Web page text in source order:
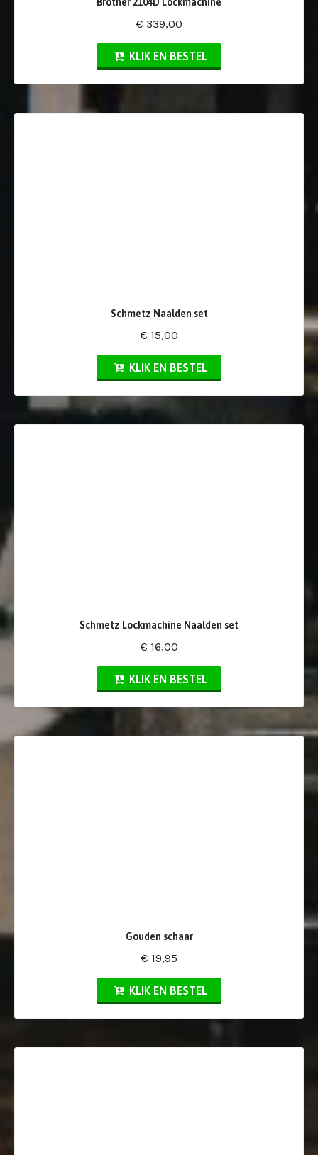
€ 339,00
KLIK EN BESTEL
Schmetz Naalden set
€ 15,00
KLIK EN BESTEL
Schmetz Lockmachine Naalden set
€ 16,00
KLIK EN BESTEL
Gouden schaar
€ 19,95
KLIK EN BESTEL